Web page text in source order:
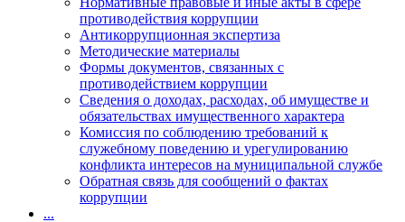
противодействия коррупции
Антикоррупционная экспертиза
Методические материалы
Формы документов, связанных с
противодействием коррупции
Сведения о доходах, расходах, об имуществе и
обязательствах имущественного характера
Комиссия по соблюдению требований к
служебному поведению и урегулированию
конфликта интересов на муниципальной службе
Обратная связь для сообщений о фактах
коррупции
...